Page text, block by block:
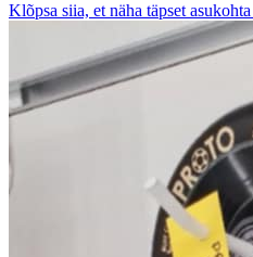
Klõpsa siia, et näha täpset